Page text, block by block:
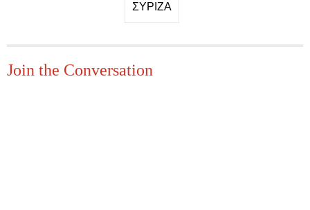
ΣΥΡΙΖΑ
Join the Conversation